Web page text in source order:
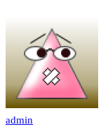
admin